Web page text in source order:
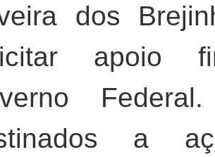
dos
apoio
a